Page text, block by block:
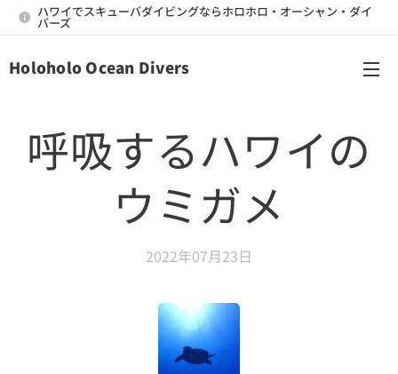
ハワイでスキューバダイビングならホロホロ・オーシャン・ダイ
バーズ
Holoholo Ocean Divers
呼吸するハワイの
ウミガメ
2022年07月23日